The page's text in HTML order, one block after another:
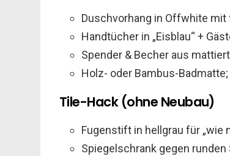
Duschvorhang in Offwhite
Handtücher in „Eisblau“ +
Spender & Becher aus
Holz- oder Bambus-
Tile-Hack (ohne Neubau)
Fugenstift in hellgrau für „wie
Spiegelschrank gegen